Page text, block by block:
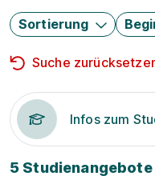
Sortierung
Suche
Infos zum
5 Studienangebote